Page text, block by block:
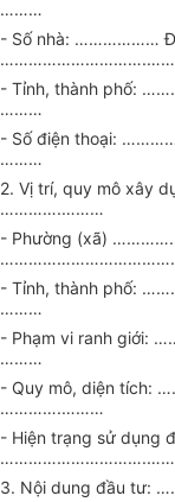
………
- Số nhà: ………………
- Tỉnh, thành
………
- Số điện thoại:
………
2. Vị trí, quy mô
………….………
- Phường (xã)
- Tỉnh, thành
………
- Phạm vi ranh
………
- Quy mô, diện
………….………
- Hiện trạng sử
3. Nội dung đầu